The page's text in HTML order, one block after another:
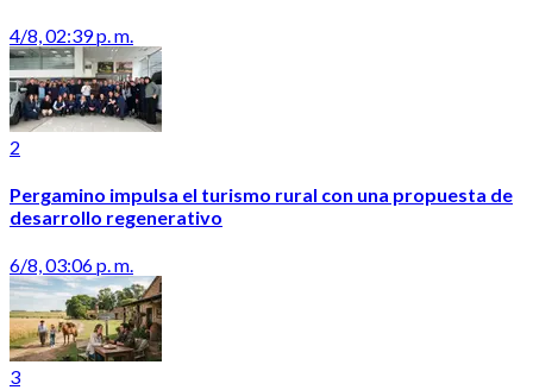
4/8, 02:39 p. m.
2
Pergamino impulsa el turismo rural con una propuesta de
desarrollo regenerativo
6/8, 03:06 p. m.
3